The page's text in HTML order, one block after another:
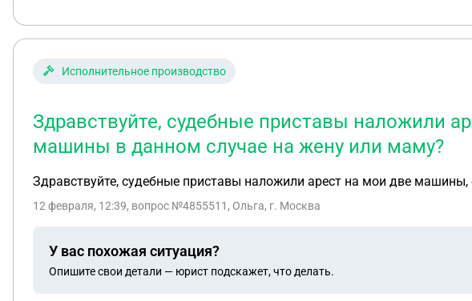
Исполнительное производство
Здравствуйте, судебные приставы наложили
машины в данном случае на жену или маму?
Здравствуйте, судебные приставы наложили арест на мои две
12 февраля, 12:39, вопрос №4855511, Ольга, г. Москва
У вас похожая ситуация?
Опишите свои детали — юрист подскажет, что делать.